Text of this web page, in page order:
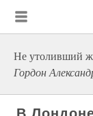
Не утоливший
Гордон